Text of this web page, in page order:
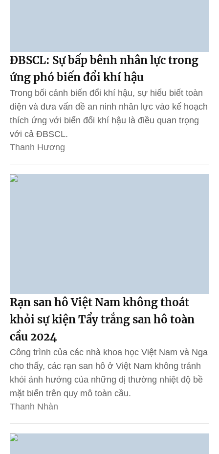
ĐBSCL: Sự bấp bênh nhân lực trong
ứng phó biến đổi khí hậu
Trong bối cảnh biến đổi khí hậu, sự hiểu biết toàn
diện và đưa vấn đề an ninh nhân lực vào kế hoạch
thích ứng với biến đổi khí hậu là điều quan trọng
với cả ĐBSCL.
Thanh Hương
Rạn san hô Việt Nam không thoát
khỏi sự kiện Tẩy trắng san hô toàn
cầu 2024
Công trình của các nhà khoa học Việt Nam và Nga
cho thấy, các rạn san hô ở Việt Nam không tránh
khỏi ảnh hưởng của những dị thường nhiệt độ bề
mặt biển trên quy mô toàn cầu.
Thanh Nhàn